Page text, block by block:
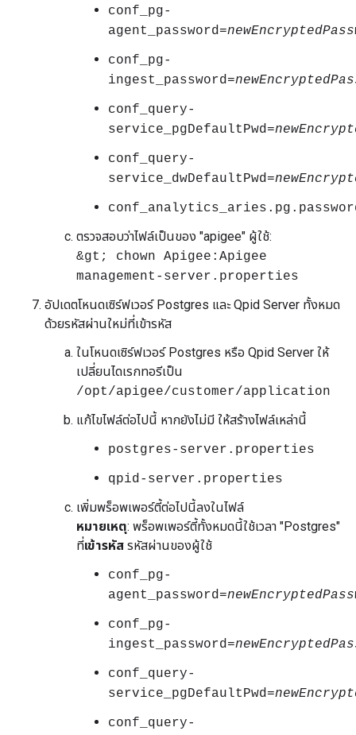
conf_pg-
agent_password=
conf_pg-
ingest_password=
conf_query-
service_pgDefaultPwd=
conf_query-
service_dwDefaultPwd=
ตรวจสอบว่าไฟล์เป็นของ "apigee" ผู้ใช้:
&gt; chown Apigee:Apigee
management-server.properties
อัปเดตโหนดเซิร์ฟเวอร์ Postgres และ Qpid Server ทั้งหมด
ด้วยรหัสผ่านใหม่ที่เข้ารหัส
ในโหนดเซิร์ฟเวอร์ Postgres หรือ Qpid Server ให้
เปลี่ยนไดเรกทอรีเป็น
/opt/apigee/customer/application
แก้ไขไฟล์ต่อไปนี้ หากยังไม่มี ให้สร้างไฟล์เหล่านี้
postgres-server.properties
qpid-server.properties
เพิ่มพร็อพเพอร์ตี้ต่อไปนี้ลงในไฟล์
หมายเหตุ: พร็อพเพอร์ตี้ทั้งหมดนี้ใช้เวลา "Postgres"
ที่เข้ารหัส รหัสผ่านของผู้ใช้
conf_pg-
agent_password=
conf_pg-
ingest_password=
conf_query-
service_pgDefaultPwd=
conf_query-